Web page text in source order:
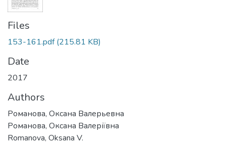
Files
153-161.pdf(215.81 KB)
Date
2017
Authors
Романова, Оксана Валерьевна
Романова, Оксана Валеріївна
Romanova, Oksana V.